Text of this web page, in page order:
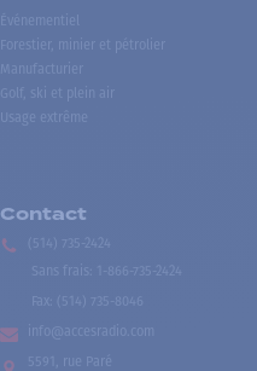
Événementiel
Forestier, minier et pétrolier
Manufacturier
Golf, ski et plein air
Usage extrême
Contact
(514) 735-2424
Sans frais
1-866-735-2424
Fax:
(514) 735-8046
info@accesradio.com
5591, rue Paré